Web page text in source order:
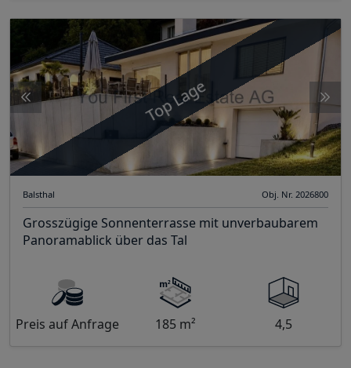
Top Lage
Balsthal Obj. Nr. 2026800
Grosszügige Sonnenterrasse mit unverbaubarem
Panoramablick über das Tal
Preis auf Anfrage 185 m² 4,5